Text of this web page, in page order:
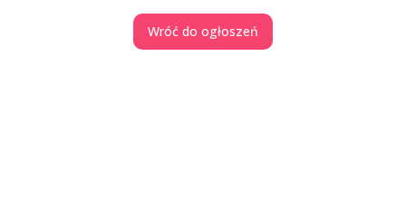
Wróć do ogłoszeń